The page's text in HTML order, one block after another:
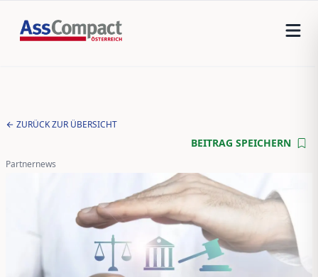
ZURÜCK ZUR ÜBERSICHT
BEITRAG SPEICHERN
Partnernews